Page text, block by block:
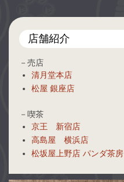
店舗紹介
－売店
清月堂本店
松屋 銀座店
－喫茶
京王 新宿店
高島屋 横浜店
松坂屋上野店 パンダ茶房